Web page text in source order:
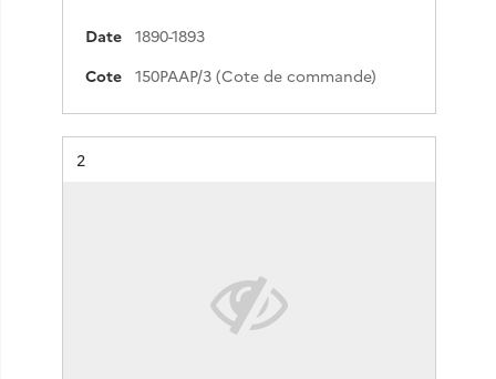
Date
1890-1893
Cote
150PAAP/3 (Cote de commande)
Résultat n°
2